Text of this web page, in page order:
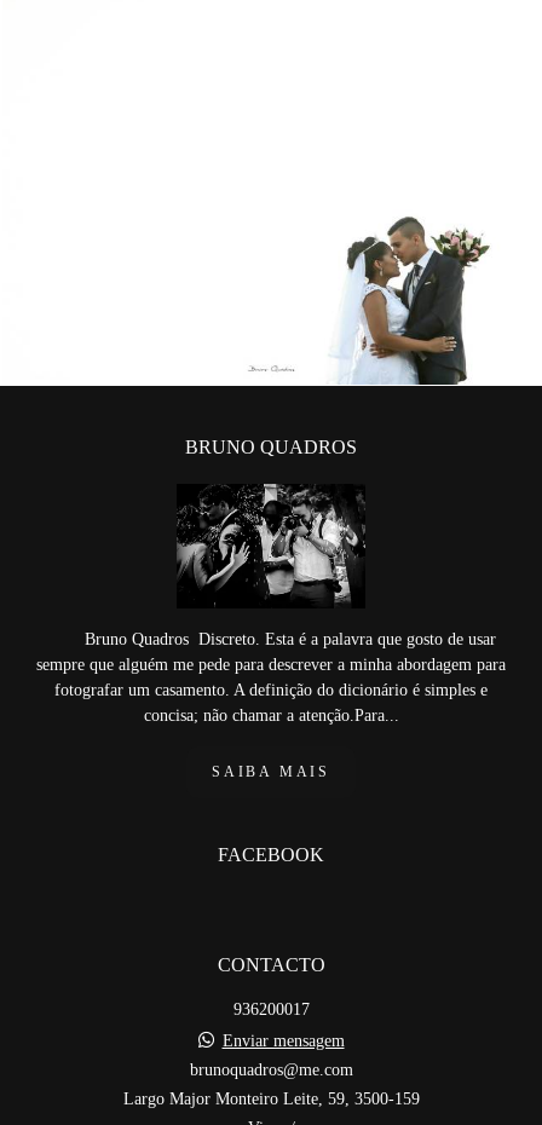
BRUNO QUADROS
Bruno Quadros Discreto. Esta é a palavra que gosto de usar
sempre que alguém me pede para descrever a minha abordagem para
fotografar um casamento. A definição do dicionário é simples e
concisa; não chamar a atenção.Para...
SAIBA MAIS
FACEBOOK
CONTACTO
936200017
Enviar mensagem
brunoquadros@me.com
Largo Major Monteiro Leite, 59, 3500-159